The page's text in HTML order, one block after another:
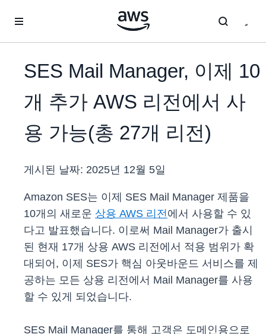
SES Mail Manager, 이제 10
개 추가 AWS 리전에서 사
용 가능(총 27개 리전)
게시된 날짜: 2025년 12월 5일
Amazon SES는 이제 SES Mail Manager 제품을
10개의 새로운 상용 AWS 리전에서 사용할 수 있
다고 발표했습니다. 이로써 Mail Manager가 출시
된 현재 17개 상용 AWS 리전에서 적용 범위가 확
대되어, 이제 SES가 핵심 아웃바운드 서비스를 제
공하는 모든 상용 리전에서 Mail Manager를 사용
할 수 있게 되었습니다.
SES Mail Manager를 통해 고객은 도메인용으로